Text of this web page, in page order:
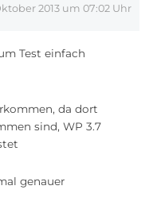
2013 um 07:02 Uhr
Test einfach
da dort
sind, WP 3.7
genauer